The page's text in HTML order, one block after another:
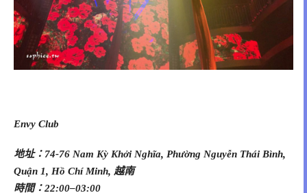
Envy Club
地址：74-76 Nam Kỳ Khởi Nghĩa, Phường Nguyễn Thái Bình,
Quận 1, Hồ Chí Minh, 越南
時間：22:00–03:00